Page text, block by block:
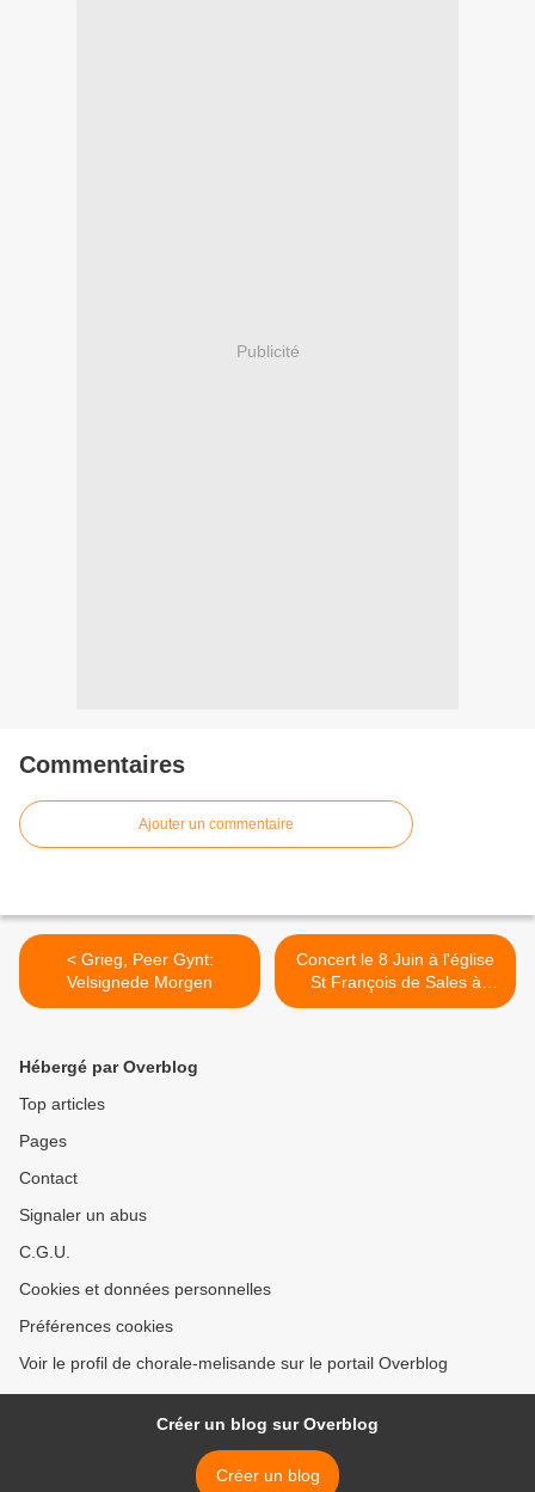
Publicité
Commentaires
Ajouter un commentaire
< Grieg, Peer Gynt:
Velsignede Morgen
Concert le 8 Juin à l'église
St François de Sales à
Grenoble >
Hébergé par Overblog
Top articles
Pages
Contact
Signaler un abus
C.G.U.
Cookies et données personnelles
Préférences cookies
Voir le profil de chorale-melisande sur le portail Overblog
Créer un blog sur Overblog
Créer un blog